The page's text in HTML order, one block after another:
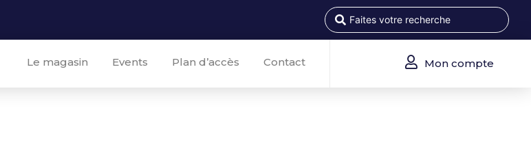
Le magasin Events Plan d’accès Contact Mon compte